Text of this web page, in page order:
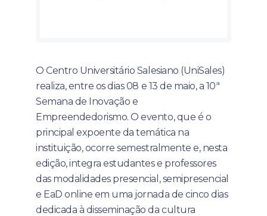
O Centro Universitário Salesiano (UniSales)
realiza, entre os dias 08 e 13 de maio, a 10ª
Semana de Inovação e
Empreendedorismo. O evento, que é o
principal expoente da temática na
instituição, ocorre semestralmente e, nesta
edição, integra estudantes e professores
das modalidades presencial, semipresencial
e EaD online em uma jornada de cinco dias
dedicada à disseminação da cultura